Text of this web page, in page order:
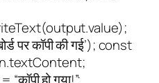
पर कॉपी की गई’); const
हो गया!”;